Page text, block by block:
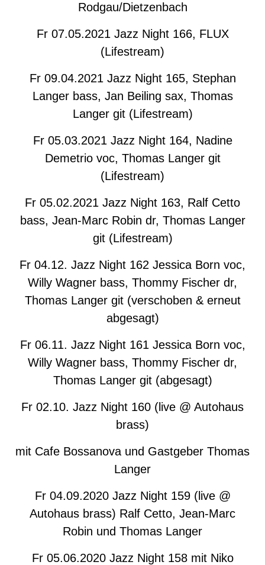
Rodgau/Dietzenbach
Fr 07.05.2021 Jazz Night 166, FLUX
(Lifestream)
Fr 09.04.2021 Jazz Night 165, Stephan
Langer bass, Jan Beiling sax, Thomas
Langer git (Lifestream)
Fr 05.03.2021 Jazz Night 164, Nadine
Demetrio voc, Thomas Langer git
(Lifestream)
Fr 05.02.2021 Jazz Night 163, Ralf Cetto
bass, Jean-Marc Robin dr, Thomas Langer
git (Lifestream)
Fr 04.12. Jazz Night 162 Jessica Born voc,
Willy Wagner bass, Thommy Fischer dr,
Thomas Langer git (verschoben & erneut
abgesagt)
Fr 06.11. Jazz Night 161 Jessica Born voc,
Willy Wagner bass, Thommy Fischer dr,
Thomas Langer git (abgesagt)
Fr 02.10. Jazz Night 160 (live @ Autohaus
brass)
mit Cafe Bossanova und Gastgeber Thomas
Langer
Fr 04.09.2020 Jazz Night 159 (live @
Autohaus brass) Ralf Cetto, Jean-Marc
Robin und Thomas Langer
Fr 05.06.2020 Jazz Night 158 mit Niko